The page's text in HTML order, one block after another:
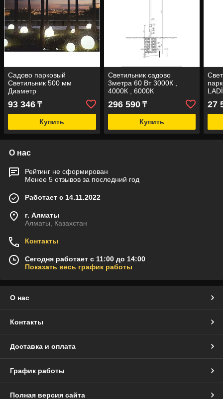
Садово парковый
Светильник 500 мм
Диаметр
93 346 ₸
Купить
Светильник садово
3метра 60 Вт 3000К ,
4000К , 6000К
296 590₸
Купить
27
О нас
Рейтинг не сформирован
Менее 5 отзывов за последний год
Работает с 14.11.2022
г. Алматы
Алматы, Казахстан
Контакты
Сегодня работает с 11:00 до 14:00
Показать весь график работы
О нас
Контакты
Доставка и оплата
График работы
Полная версия сайта